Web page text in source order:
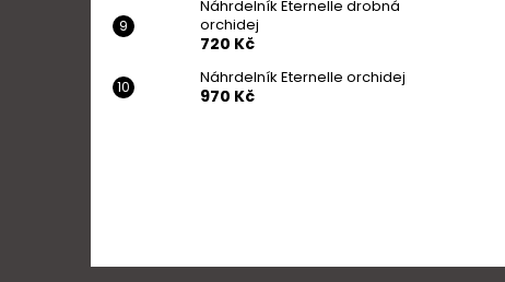
Náhrdelník Eternelle drobná
orchidej
720 Kč
Náhrdelník Eternelle orchidej
970 Kč